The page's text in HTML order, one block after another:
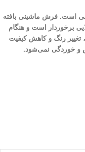
است. فرش ماشینی بافته
برخوردار است و هنگام
رنگ و کاهش کیفیت
و خوردگی نمی‌شود.